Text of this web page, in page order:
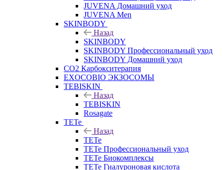
JUVENA Домашний уход
JUVENA Men
SKINBODY
Назад
SKINBODY
SKINBODY Профессиональный уход
SKINBODY Домашний уход
CO2 Карбокситерапия
EXOCOBIO ЭКЗОСОМЫ
TEBISKIN
Назад
TEBISKIN
Rosagate
TETe
Назад
TETe
TETe Профессиональный уход
TETe Биокомплексы
TETe Гиалуроновая кислота